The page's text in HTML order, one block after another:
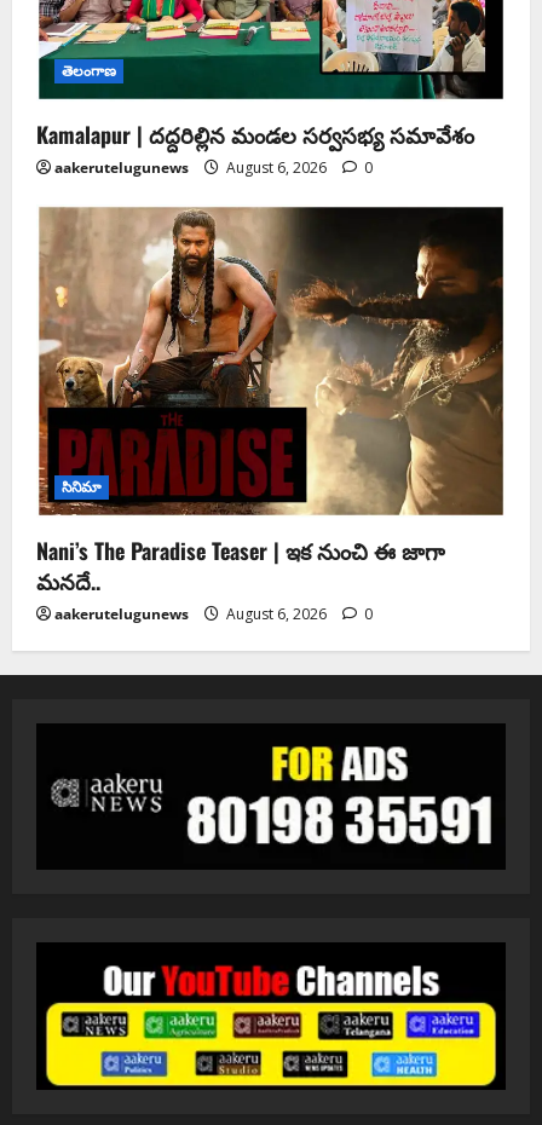
తెలంగాణ
Kamalapur | దద్దరిల్లిన మండల సర్వసభ్య సమావేశం
aakerutelugunews August 6, 2026 0
సినిమా
Nani’s The Paradise Teaser | ఇక నుంచి ఈ జాగా
మనదే..
aakerutelugunews August 6, 2026 0